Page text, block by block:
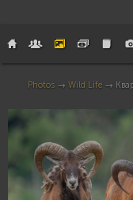
Photos → Wild Life →